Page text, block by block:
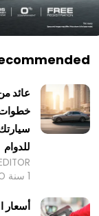
خطوات
للدوام
1 سنة AGO
أسعار